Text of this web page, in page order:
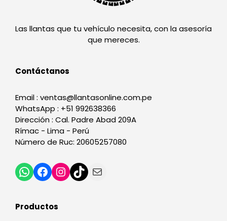
Las llantas que tu vehículo necesita, con la asesoría
que mereces.
Contáctanos
Email : ventas@llantasonline.com.pe
WhatsApp : +51 992638366
Dirección : Cal. Padre Abad 209A
Rímac - Lima - Perú
Número de Ruc: 20605257080
Productos